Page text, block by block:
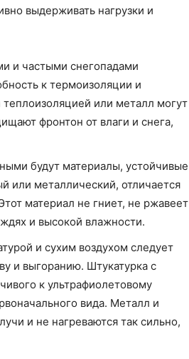
выдерживать нагрузки и
и частыми снегопадами
к термоизоляции и
или металл могут
фронтон от влаги и снега,
будут материалы, устойчивые
или металлический, отличается
материал не гниет, не ржавеет
и высокой влажности.
и сухим воздухом следует
и выгоранию. Штукатурка с
к ультрафиолетовому
вида. Металл и
и не нагреваются так сильно,